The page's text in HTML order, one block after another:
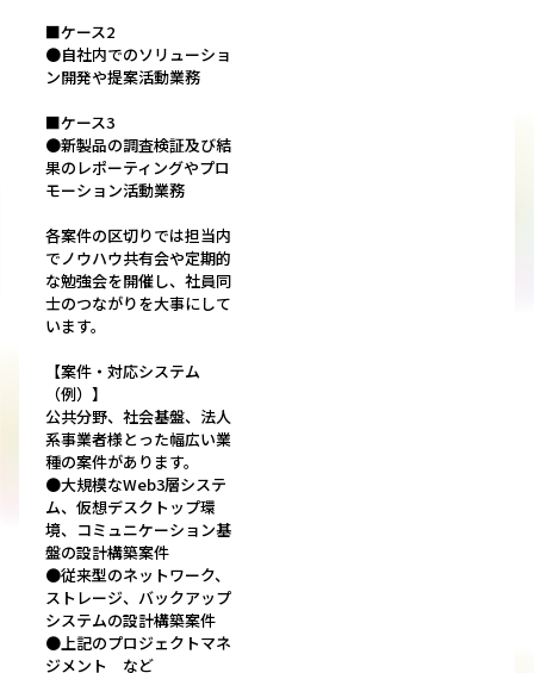
■ケース2
●自社内でのソリューショ
ン開発や提案活動業務
■ケース3
●新製品の調査検証及び結
果のレポーティングやプロ
モーション活動業務
各案件の区切りでは担当内
でノウハウ共有会や定期的
な勉強会を開催し、社員同
士のつながりを大事にして
います。
【案件・対応システム
（例）】
公共分野、社会基盤、法人
系事業者様とった幅広い業
種の案件があります。
●大規模なWeb3層システ
ム、仮想デスクトップ環
境、コミュニケーション基
盤の設計構築案件
●従来型のネットワーク、
ストレージ、バックアップ
システムの設計構築案件
●上記のプロジェクトマネ
ジメント など